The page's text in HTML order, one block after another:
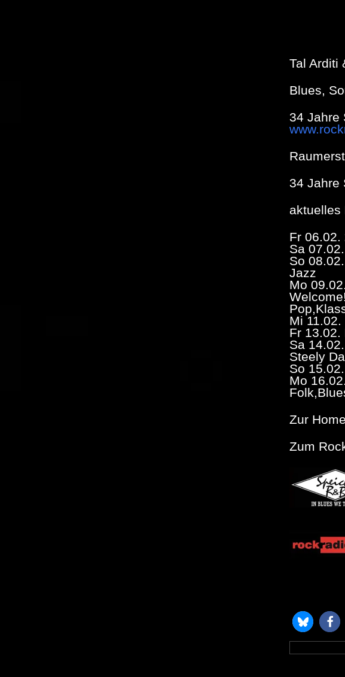
Tal Arditi
Blues,
34 Jahre
34 Jahre
Fr 06.02.
Sa
So
Jazz
Mo
Mi
Fr 13.02.
Sa
Steely
So
Mo
Zur
Zum